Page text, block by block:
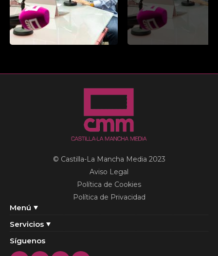
Menú
Servicios
© Castilla-La Mancha Media 2023
Aviso Legal
Política de Cookies
Política de Privacidad
Síguenos